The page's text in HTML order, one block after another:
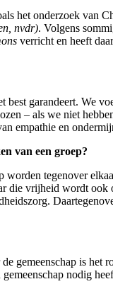
het onderzoek van
nvdr). Volgens
verricht en heeft
garandeert. We
– als we niet
empathie en
van een groep?
tegenover
vrijheid wordt
gemeenschap is
nodig